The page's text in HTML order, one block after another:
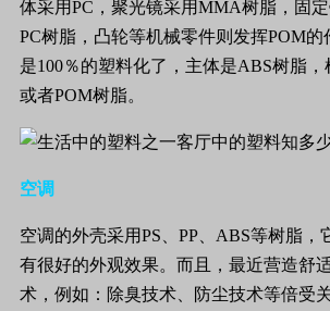
体采用PC ，聚光镜采用MMA树脂，固
PC树脂，凸轮等机械零件则发挥POM的
是100％的塑料化了，主体是ABS树脂，
或者POM树脂。
空调
空调的外壳采用PS PP ABS等树脂，
有很好的外观效果。而且，最近营造舒
术，例如：除臭技术、防尘技术等倍受